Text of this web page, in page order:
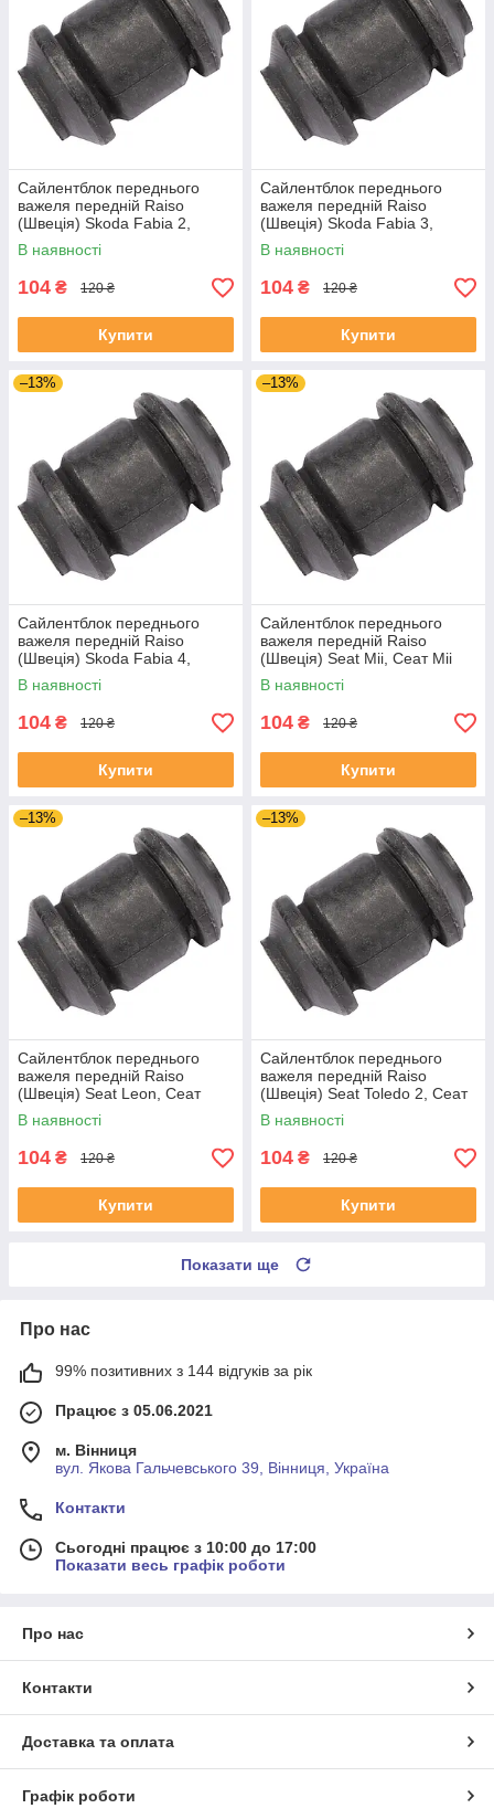
Сайлентблок переднього
важеля передній Raiso
(Швеція) Skoda Fabia 2,
Шкода Фабія 2 06-14 #RL-
1J0182V UADIKZU4
В наявності
104 ₴ 120 ₴
Купити
Сайлентблок переднього
важеля передній Raiso
(Швеція) Skoda Fabia 3,
Шкода Фабія 3 14-21 #RL-
1J0182V UATXDAZ4
В наявності
104 ₴ 120 ₴
Купити
–13%
Сайлентблок переднього
важеля передній Raiso
(Швеція) Skoda Fabia 4,
Шкода Фабія 4 21- #RL-
1J0182V UAJJVOC4
В наявності
104 ₴ 120 ₴
Купити
–13%
Сайлентблок переднього
важеля передній Raiso
(Швеція) Seat Mii, Сеат Міі
11-19 #RL-1J0182V
UAAVQUI4
В наявності
104 ₴ 120 ₴
Купити
–13%
Сайлентблок переднього
важеля передній Raiso
(Швеція) Seat Leon, Сеат
Леон 99-06 #RL-1J0182V
UAYSBXG4
В наявності
104 ₴ 120 ₴
Купити
–13%
Сайлентблок переднього
важеля передній Raiso
(Швеція) Seat Toledo 2, Сеат
Толедо 2 99-06 #RL-1J0182V
UATOJRK4
В наявності
104 ₴ 120 ₴
Купити
Показати ще
Про нас
99% позитивних з 144 відгуків за рік
Працює з 05.06.2021
м. Вінниця
вул. Якова Гальчевського 39, Вінниця, Україна
Контакти
Сьогодні працює з 10:00 до 17:00
Показати весь графік роботи
Про нас
Контакти
Доставка та оплата
Графік роботи